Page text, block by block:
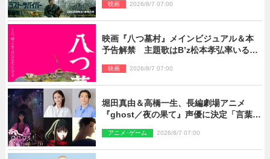
結！
映画 2026/8/7 07:00
映画『八つ墓村』メインビジュアル＆本
予告解禁 主題歌はB’z松本孝弘率いる
映画 2026/8/7 07:00
堀田真由＆高橋一生、長編劇場アニメ
『ghost／夜の果て』声優に決定「言葉に
た」
アニメ･ゲーム 2026/8/7 07:00